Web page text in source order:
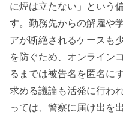
に煙は立たない」という
す。勤務先からの解雇や
アが断絶されるケースも
を防ぐため、オンライン
るまでは被告名を匿名に
求める議論も活発に行わ
っては、警察に届け出を